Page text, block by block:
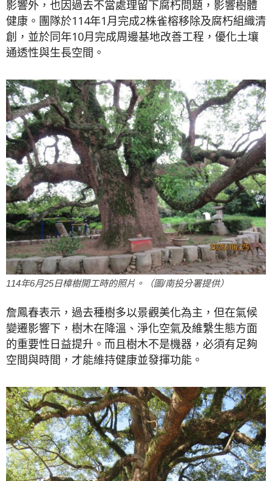
影響外，也因過去不當處理留下腐朽問題，影響樹體
健康。團隊於114年1月完成2株雀榕移除及腐朽組織清
創，並於同年10月完成周邊基地改善工程，優化土壤
通透性與生長空間。
114年6月25日樟樹開工時的照片。（圖/南投分署提供）
詹鳳春表示，過去種樹多以景觀美化為主，但在氣候
變遷影響下，樹木在降溫、淨化空氣及維繫生態方面
的重要性日益提升。而且樹木不是機器，必須有足夠
空間與時間，才能維持健康並發揮功能。